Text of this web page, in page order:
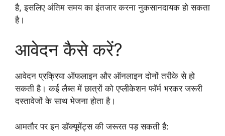
है, इसलिए अंतिम समय का इंतजार करना नुकसानदायक हो सकता
है।
आवेदन कैसे करें?
आवेदन प्रक्रिया ऑफलाइन और ऑनलाइन दोनों तरीके से हो
सकती है। कई लैब्स में छात्रों को एप्लीकेशन फॉर्म भरकर जरूरी
दस्तावेजों के साथ भेजना होता है।
आमतौर पर इन डॉक्यूमेंट्स की जरूरत पड़ सकती है: